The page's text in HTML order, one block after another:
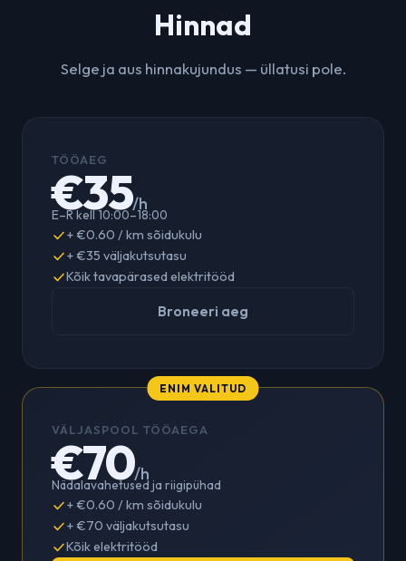
Hinnad
Selge ja aus hinnakujundus — üllatusi pole.
TÖÖAEG
€35/h
E–R kell 10:00–18:00
+ €0.60 / km sõidukulu
+ €35 väljakutsutasu
Kõik tavapärased elektritööd
Broneeri aeg
ENIM VALITUD
VÄLJASPOOL TÖÖAEGA
€70/h
Nädalavahetused ja riigipühad
+ €0.60 / km sõidukulu
+ €70 väljakutsutasu
Kõik elektritööd